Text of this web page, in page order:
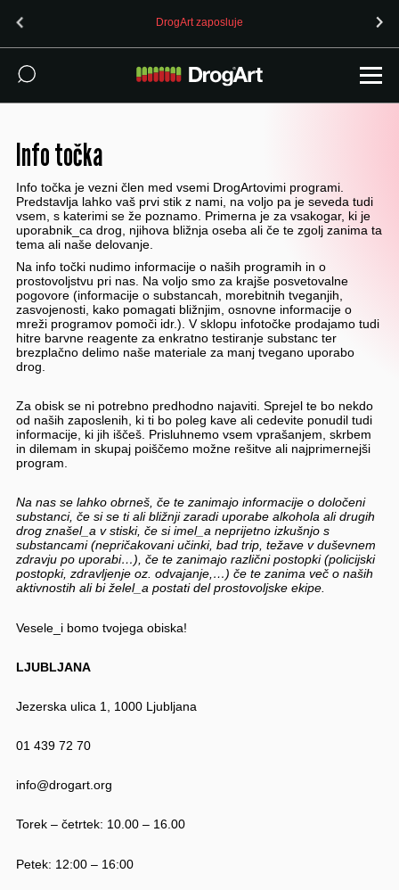
DrogArt zaposluje
Info točka
Info točka je vezni člen med vsemi DrogArtovimi programi.
Predstavlja lahko vaš prvi stik z nami, na voljo pa je seveda tudi
vsem, s katerimi se že poznamo. Primerna je za vsakogar, ki je
uporabnik_ca drog, njihova bližnja oseba ali če te zgolj zanima ta
tema ali naše delovanje.
Na info točki nudimo informacije o naših programih in o
prostovoljstvu pri nas. Na voljo smo za krajše posvetovalne
pogovore (informacije o substancah, morebitnih tveganjih,
zasvojenosti, kako pomagati bližnjim, osnovne informacije o
mreži programov pomoči idr.). V sklopu infotočke prodajamo tudi
hitre barvne reagente za enkratno testiranje substanc ter
brezplačno delimo naše materiale za manj tvegano uporabo
drog.
Za obisk se ni potrebno predhodno najaviti. Sprejel te bo nekdo
od naših zaposlenih, ki ti bo poleg kave ali cedevite ponudil tudi
informacije, ki jih iščeš. Prisluhnemo vsem vprašanjem, skrbem
in dilemam in skupaj poiščemo možne rešitve ali najprimernejši
program.
Na nas se lahko obrneš, če te zanimajo informacije o določeni
substanci, če si se ti ali bližnji zaradi uporabe alkohola ali drugih
drog znašel_a v stiski, če si imel_a neprijetno izkušnjo s
substancami (nepričakovani učinki, bad trip, težave v duševnem
zdravju po uporabi…), če te zanimajo različni postopki (policijski
postopki, zdravljenje oz. odvajanje,…) če te zanima več o naših
aktivnostih ali bi želel_a postati del prostovoljske ekipe.
Vesele_i bomo tvojega obiska!
LJUBLJANA
Jezerska ulica 1, 1000 Ljubljana
01 439 72 70
info@drogart.org
Torek – četrtek: 10.00 – 16.00
Petek: 12:00 – 16:00